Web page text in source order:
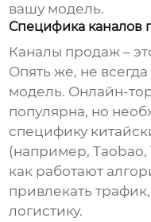
вашу модель.
Специфика каналов
Каналы продаж –
Опять же, не
модель. Онлайн-
популярна, но
специфику
(например,
как работают
привлекать
логистику.